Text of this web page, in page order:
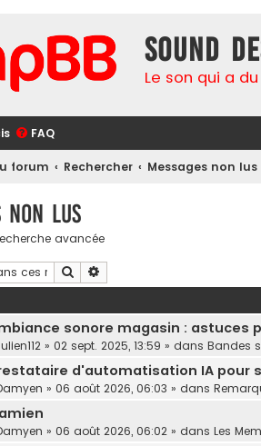
Sound
Le son qui a
FAQ
forum Rechercher Messages non lus
non lus
avancée
Rechercher
sonore magasin : astuces
» 02 sept. 2025, 13:59 » dans Bandes
d'automatisation IA pour
» 06 août 2026, 06:03 » dans
» 06 août 2026, 06:02 » dans Les